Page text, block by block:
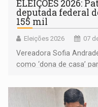
ELEIÇÕES 2026:
deputada federal
155 mil
Eleições 2026 07
Vereadora Sofia
como ‘dona de casa’